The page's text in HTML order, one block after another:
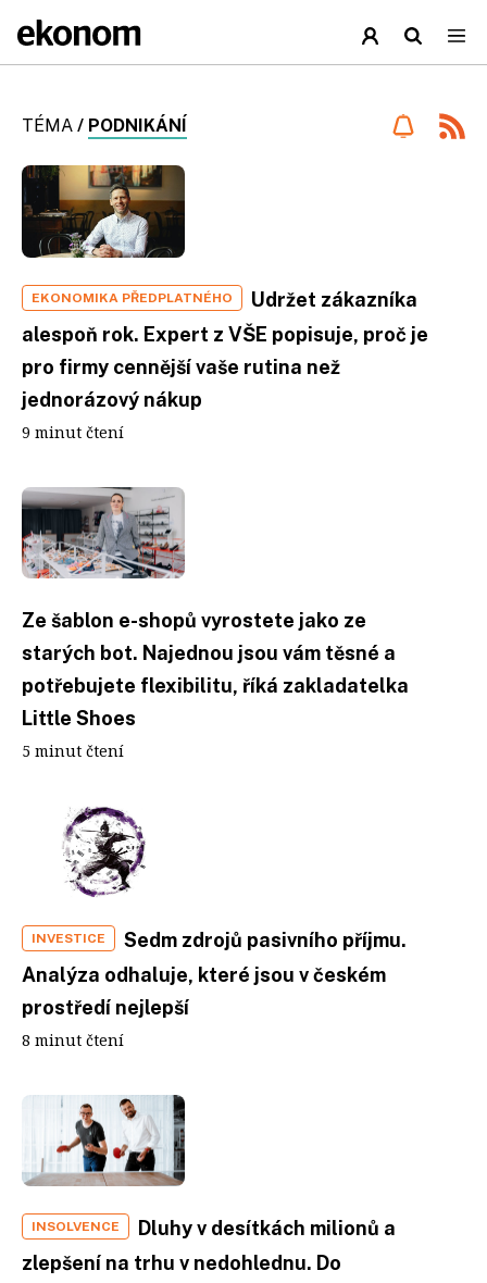
TÉMA / PODNIKÁNÍ
EKONOMIKA PŘEDPLATNÉHO
Udržet zákazníka
alespoň rok. Expert z VŠE popisuje, proč je
pro firmy cennější vaše rutina než
jednorázový nákup
9 minut čtení
Ze šablon e-shopů vyrostete jako ze
starých bot. Najednou jsou vám těsné a
potřebujete flexibilitu, říká zakladatelka
Little Shoes
5 minut čtení
INVESTICE
Sedm zdrojů pasivního příjmu.
Analýza odhaluje, které jsou v českém
prostředí nejlepší
8 minut čtení
INSOLVENCE
Dluhy v desítkách milionů a
zlepšení na trhu v nedohlednu. Do